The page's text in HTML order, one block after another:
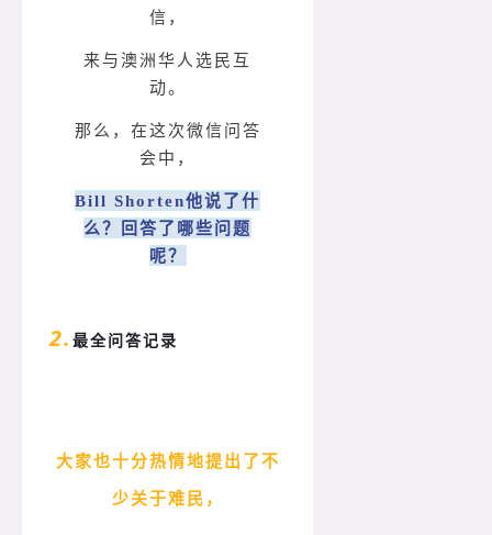
信，
来与澳洲华人选民互
动。
那么，在这次微信问答
会中，
Bill Shorten他说了什
么？回答了哪些问题
呢？
2. 最全问答记录
大家也十分热情地提出了不
少关于难民，